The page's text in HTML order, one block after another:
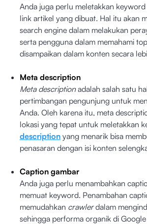
Anda juga perlu meletakkan
link artikel yang dibuat. Hal itu akan
search engine dalam melakukan
serta pengguna dalam memahami
disampaikan dalam konten secara
Meta description
Meta descriptionadalah salah satu
pertimbangan pengunjung untuk
Anda. Oleh karena itu, meta
lokasi yang tepat untuk meletakkan
description yang menarik bisa
penasaran dengan isi konten
Caption gambar
Anda juga perlu menambahkan
memuat keyword. Penambahan
memudahkan crawlerdalam
sehingga performa organik di Google